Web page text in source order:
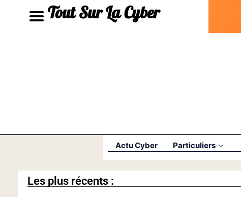
Tout Sur La Cyber
Actu Cyber Particuliers
Les plus récents :